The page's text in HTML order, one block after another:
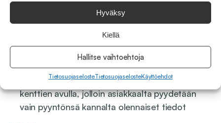
Hyväksy
Kiellä
Hallitse vaihtoehtoja
TietosuojaselosteTietosuojaselosteKäyttöehdot
Tehostaa huomattavasti työskentelyä
Nykyaikaisilla järjestelmillä ei vaadi IT-osaajaa,
vaan on helposti itse rakennettavissa,
muokattavissa ja tehtävissä
asiakasystävällisiksi muun muassa dynaamisten
kenttien avulla, jolloin asiakkaalta pyydetään
vain pyyntönsä kannalta olennaiset tiedot